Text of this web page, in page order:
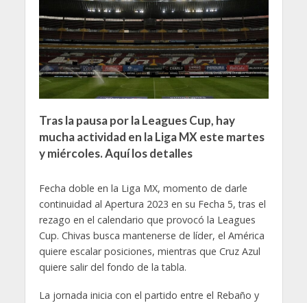
Tras la pausa por la Leagues Cup, hay
mucha actividad en la Liga MX este martes
y miércoles. Aquí los detalles
Fecha doble en la Liga MX, momento de darle
continuidad al Apertura 2023 en su Fecha 5, tras el
rezago en el calendario que provocó la Leagues
Cup. Chivas busca mantenerse de líder, el América
quiere escalar posiciones, mientras que Cruz Azul
quiere salir del fondo de la tabla.
La jornada inicia con el partido entre el Rebaño y